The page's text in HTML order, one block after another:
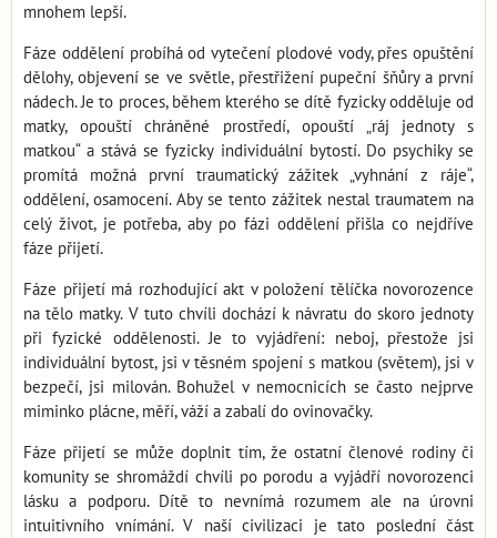
mnohem lepší.
Fáze oddělení probíhá od vytečení plodové vody, přes opuštění
dělohy, objevení se ve světle, přestřižení pupeční šňůry a první
nádech. Je to proces, během kterého se dítě fyzicky odděluje od
matky, opouští chráněné prostředí, opouští „ráj jednoty s
matkou“ a stává se fyzicky individuální bytostí. Do psychiky se
promítá možná první traumatický zážitek „vyhnání z ráje“,
oddělení, osamocení. Aby se tento zážitek nestal traumatem na
celý život, je potřeba, aby po fázi oddělení přišla co nejdříve
fáze přijetí.
Fáze přijetí má rozhodující akt v položení tělíčka novorozence
na tělo matky. V tuto chvíli dochází k návratu do skoro jednoty
při fyzické oddělenosti. Je to vyjádření: neboj, přestože jsi
individuální bytost, jsi v těsném spojení s matkou (světem), jsi v
bezpečí, jsi milován. Bohužel v nemocnicích se často nejprve
miminko plácne, měří, váží a zabalí do ovinovačky.
Fáze přijetí se může doplnit tím, že ostatní členové rodiny či
komunity se shromáždí chvíli po porodu a vyjádří novorozenci
lásku a podporu. Dítě to nevnímá rozumem ale na úrovni
intuitivního vnímání. V naší civilizaci je tato poslední část